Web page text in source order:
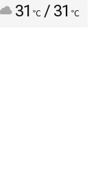
31 ℃ / 31 ℃